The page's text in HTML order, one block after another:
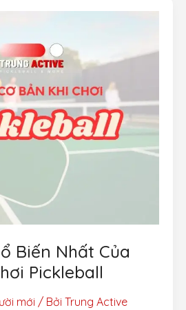
Biến Nhất Của
Pickleball
mới / Bởi Trung Active